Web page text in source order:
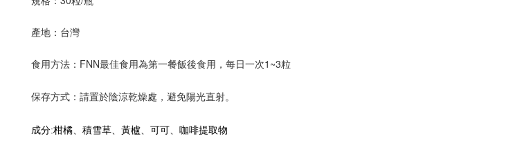
產地：台灣
食用方法：FNN最佳食用為第一餐飯後食用，每日一次1~3粒
保存方式：請置於陰涼乾燥處，避免陽光直射。
成分:柑橘、積雪草、黃櫨、可可、咖啡提取物